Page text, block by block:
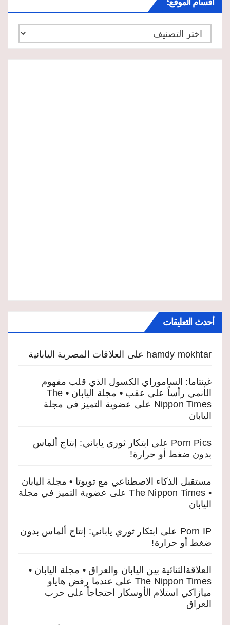
أقسام
الموقع:
أحدث التعليقات
hamdy mokhtar على العلاقات المصرية اليابانية
غينتاما: الساموراي الكسول الذي قلب مفهوم
الأنمي رأساً على عقب • مجلة اليابان • The
Nippon Times على عضوية التميز في مجلة
اليابان
Porn Pics على ابتكار ثوري ياباني: إنتاج ألماس
بدون ضغط أو حرارة!
مستقبل الذكاء الاصطناعي مع تويوتا • مجلة اليابان
• The Nippon Times
على عضوية التميز في مجلة
اليابان
Porn IP على
ابتكار ثوري ياباني: إنتاج ألماس بدون
ضغط أو حرارة!
العلاقةالثنائية بين اليابان والعراق • مجلة اليابان •
The Nippon Times على عندما رفض هاياو
ميازاكي استلام الأوسكار احتجاجاً على حرب
العراق